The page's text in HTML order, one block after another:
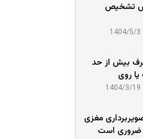
تشخیص
بیش از حد
روی
مغزی
ضروری است